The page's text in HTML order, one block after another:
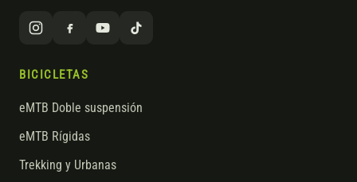
BICICLETAS
eMTB Doble suspensión
eMTB Rígidas
Trekking y Urbanas